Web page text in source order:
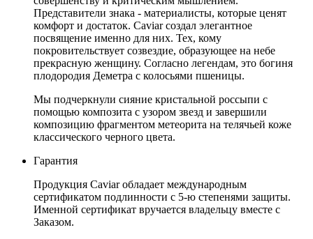
Представители знака - материалисты, которые ценят
комфорт и достаток. Caviar создал элегантное
посвящение именно для них. Тех, кому
покровительствует созвездие, образующее на небе
прекрасную женщину. Согласно легендам, это богиня
плодородия Деметра с колосьями пшеницы.
Мы подчеркнули сияние кристальной россыпи с
помощью композита с узором звезд и завершили
композицию фрагментом метеорита на телячьей коже
классического черного цвета.
Гарантия
Продукция Caviar обладает международным
сертификатом подлинности с 5-ю степенями защиты.
Именной сертификат вручается владельцу вместе с
Заказом.